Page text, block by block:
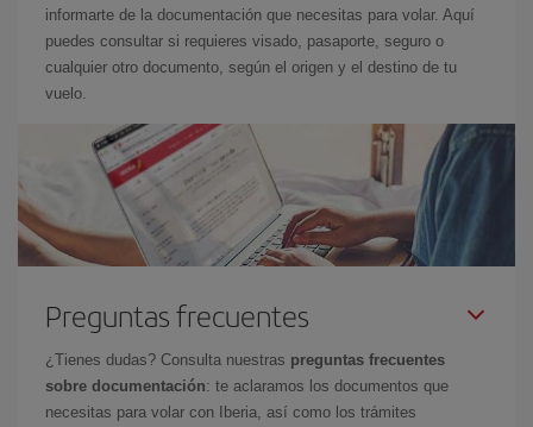
informarte de la documentación que necesitas para volar. Aquí
puedes consultar si requieres visado, pasaporte, seguro o
cualquier otro documento, según el origen y el destino de tu
vuelo.
Preguntas frecuentes
¿Tienes dudas? Consulta nuestras preguntas frecuentes
sobre documentación: te aclaramos los documentos que
necesitas para volar con Iberia, así como los trámites